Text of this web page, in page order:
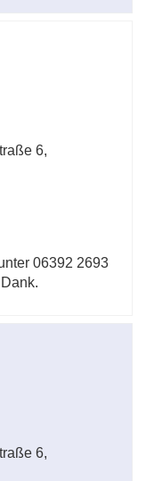
6,
06392 2693
6,